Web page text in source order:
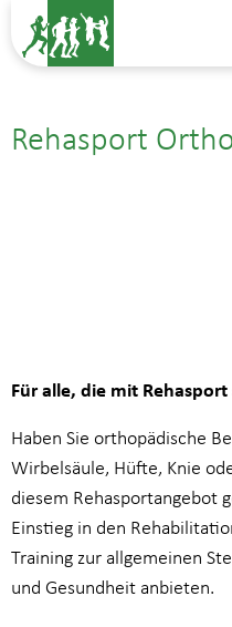
Rehasport
22.07.25| 19:00
Für alle, die mit
Haben Sie orthopädische
Wirbelsäule, Hüfte, Knie
diesem Rehasportangebot
Einstieg in den
Training zur allgemeinen
und Gesundheit anbieten.